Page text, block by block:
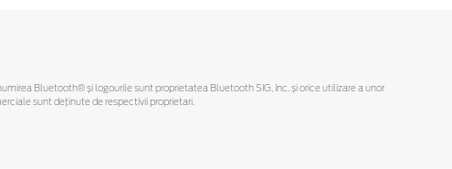
Bluetooth® și logourile sunt proprietatea Bluetooth SIG, Inc. și orice utilizare a unor
sunt deținute de respectivii proprietari.